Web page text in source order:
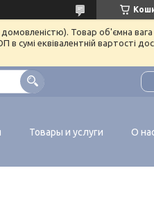
Товар об'ємна вага
еквівалентній вартості
Товары и услуги О